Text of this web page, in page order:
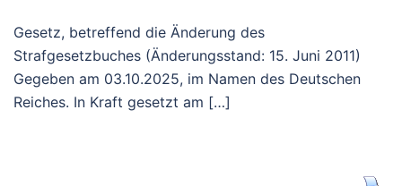
Gesetz, betreffend die Änderung des
Strafgesetzbuches (Änderungsstand: 15. Juni 2011)
Gegeben am 03.10.2025, im Namen des Deutschen
Reiches. In Kraft gesetzt am […]